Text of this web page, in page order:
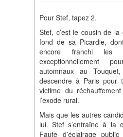
Parcours & Courses
Outils & Réseaux
Pour Stef, tapez 2.
Stef, c’est le cousin de
fond de sa Picardie,
encore franchi les
exceptionnellement
automnaux au
descendre à Paris pour
victime du
l’exode rural.
Mais que les autres
lui. Stef s’entraîne à la
Faute d’éclairage